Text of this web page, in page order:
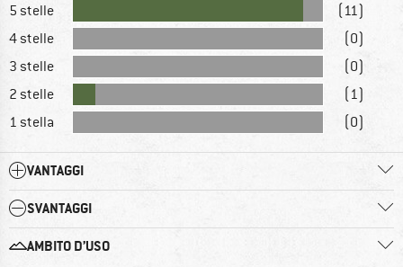
5 stelle
(11)
4 stelle
(0)
3 stelle
(0)
2 stelle
(1)
1 stella
(0)
VANTAGGI
SVANTAGGI
AMBITO D’USO